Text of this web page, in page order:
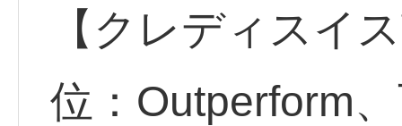
【クレディスイ
位：Outperform